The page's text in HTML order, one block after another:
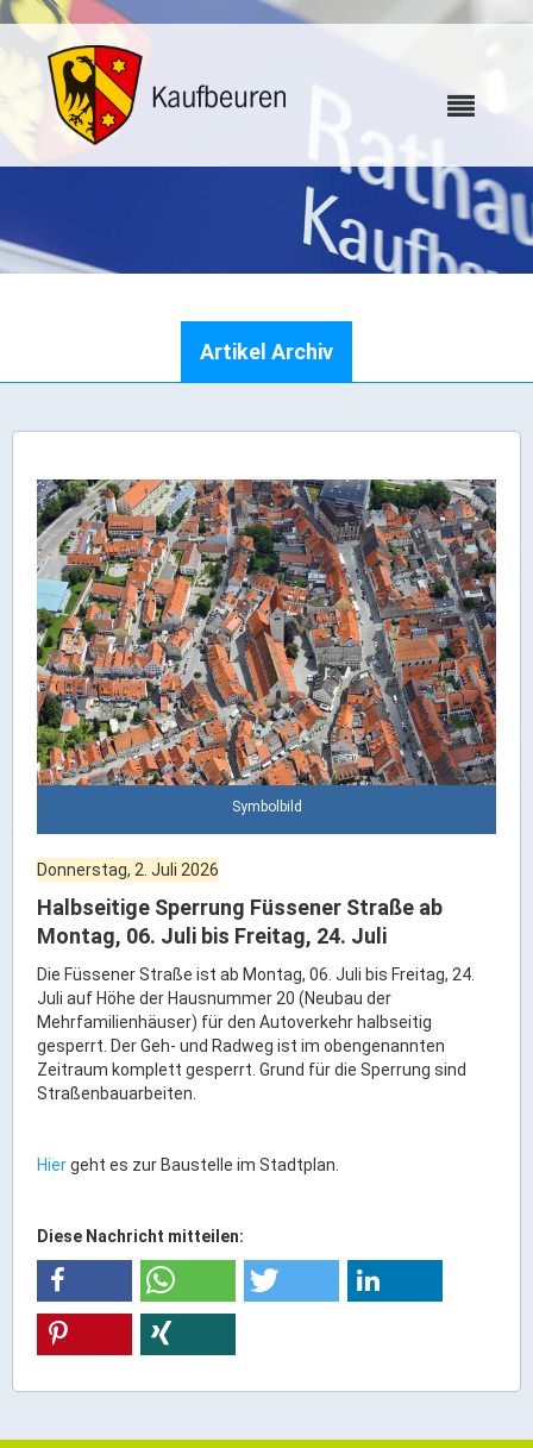
Wo erledige ich was
Rathaus Digital
Bauflächen & Förderung
Öffnungszeiten / Terminvereinbarung
Kontakt
Wetter & Unwetter
Internet Portale
Kaufbeuren Maps
Bürgermeister / Bürgermeisterin
Stadtrat & Sitzungen
Beauftragte des Stadtrats
Abteilungen & Sachgebiete
Ortsrecht & Bekanntmachungen
Haushaltsplan
Stadt & Freizeit
Artikel Archiv
Symbolbild
Donnerstag, 2. Juli 2026
Halbseitige Sperrung Füssener Straße ab
Montag, 06. Juli bis Freitag, 24. Juli
Die Füssener Straße ist ab Montag, 06. Juli bis Freitag, 24.
Juli auf Höhe der Hausnummer 20 (Neubau der
Mehrfamilienhäuser) für den Autoverkehr halbseitig
gesperrt. Der Geh- und Radweg ist im obengenannten
Zeitraum komplett gesperrt. Grund für die Sperrung sind
Straßenbauarbeiten.
Hiergeht es zur Baustelle im Stadtplan.
Diese Nachricht mitteilen: